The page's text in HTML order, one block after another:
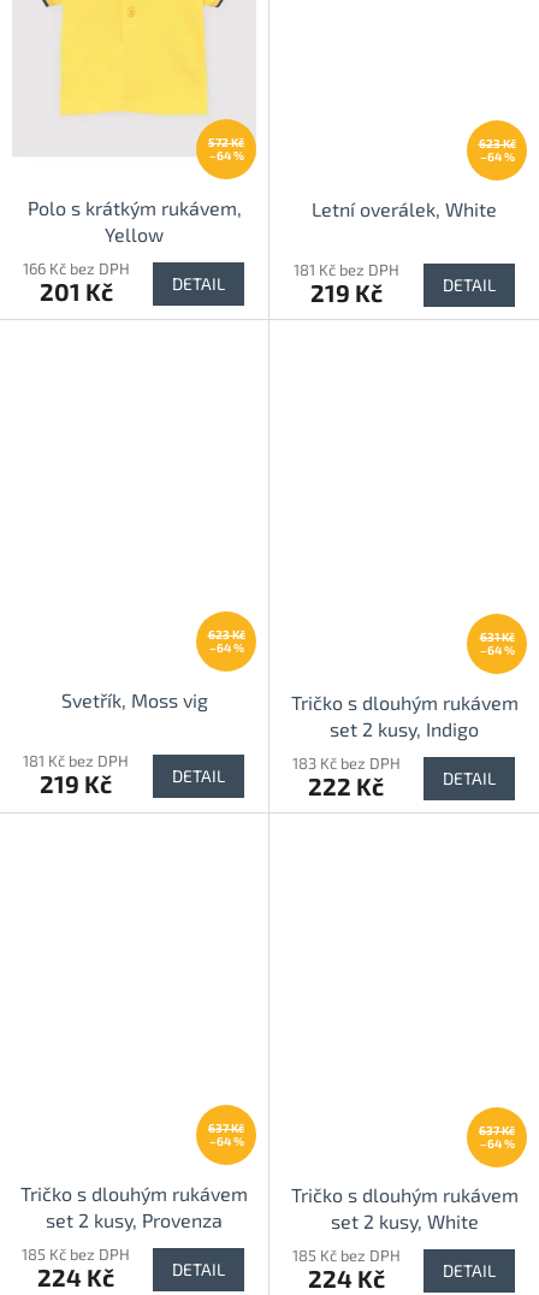
572 Kč
–64 %
Polo s krátkým rukávem,
Yellow
166 Kč bez DPH
201 Kč DETAIL
623 Kč
–64 %
Letní overálek, White
181 Kč bez DPH
219 Kč DETAIL
623 Kč
–64 %
Svetřík, Moss vig
181 Kč bez DPH
219 Kč DETAIL
631 Kč
–64 %
Tričko s dlouhým rukávem
set 2 kusy, Indigo
183 Kč bez DPH
222 Kč DETAIL
637 Kč
–64 %
Tričko s dlouhým rukávem
set 2 kusy, Provenza
185 Kč bez DPH
224 Kč DETAIL
637 Kč
–64 %
Tričko s dlouhým rukávem
set 2 kusy, White
185 Kč bez DPH
224 Kč DETAIL